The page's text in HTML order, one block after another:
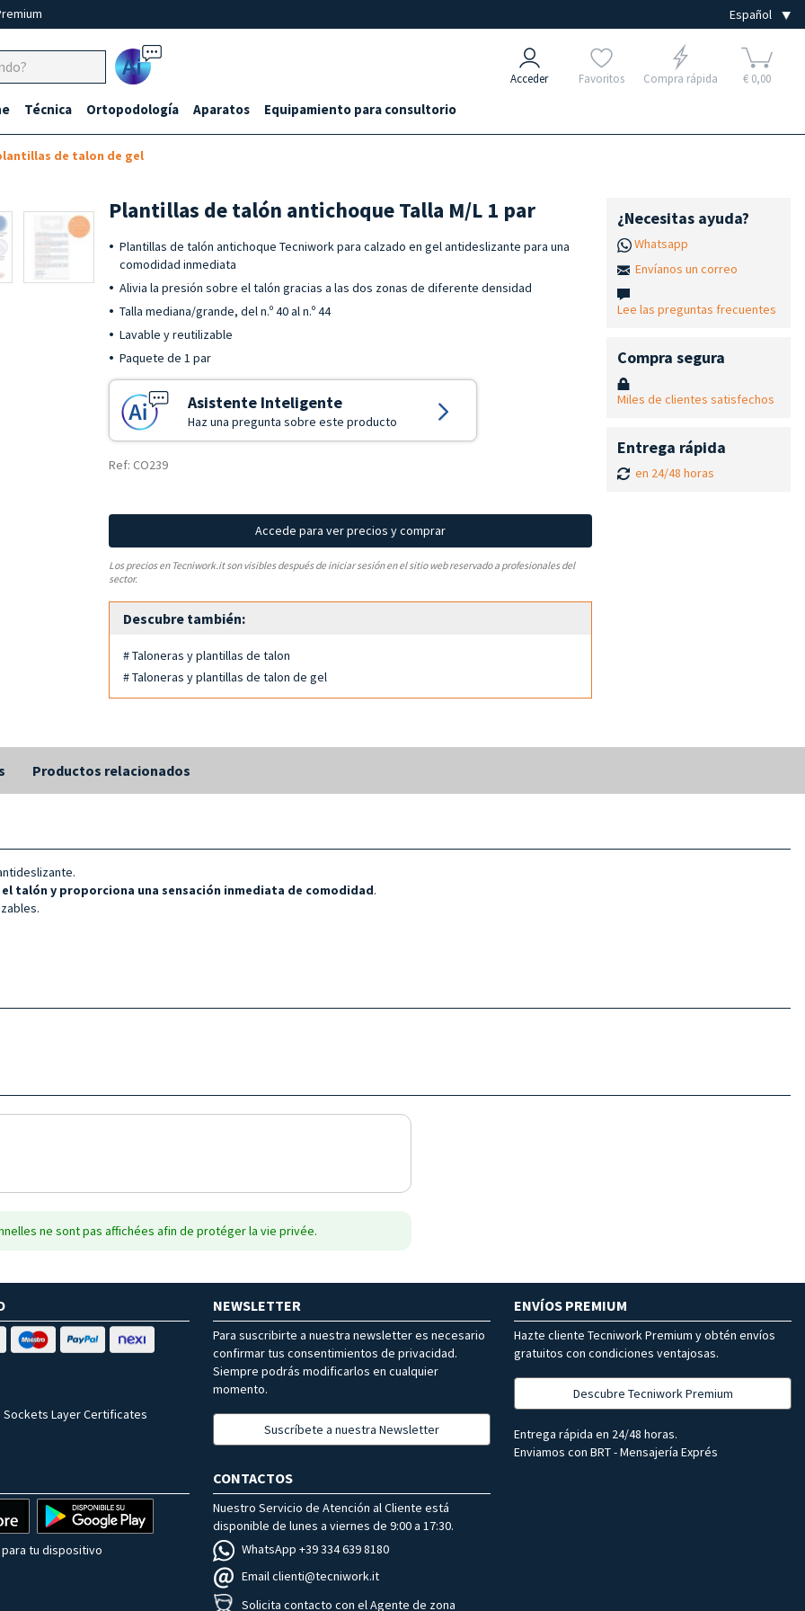
Ai Acceder Favoritos Compra rápida € 0,00
Técnica Ortopodología Aparatos Equipamiento para consultorio
de talon de gel
Plantillas de talón antichoque Talla M/L 1 par
Plantillas de talón antichoque Tecniwork para calzado en gel antideslizante para una
comodidad inmediata
Alivia la presión sobre el talón gracias a las dos zonas de diferente densidad
Talla mediana/grande, del n.º 40 al n.º 44
Lavable y reutilizable
Paquete de 1 par
Asistente Inteligente
Haz una pregunta sobre este producto
Ref: CO239
Accede para ver precios y comprar
Los precios en Tecniwork.it son visibles después de iniciar sesión en el sitio web reservado a profesionales del
sector.
Descubre también:
# Taloneras y plantillas de talon
# Taloneras y plantillas de talon de gel
¿Necesitas ayuda?
Whatsapp
Envíanos un correo
Lee las preguntas frecuentes
Compra segura
Miles de clientes satisfechos
Entrega rápida
en 24/48 horas
Productos relacionados
talón y proporciona una sensación inmediata de comodidad.
ne sont pas affichées afin de protéger la vie privée.
Sockets Layer Certificates
NEWSLETTER
Para suscribirte a nuestra newsletter es necesario
confirmar tus consentimientos de privacidad.
Siempre podrás modificarlos en cualquier
momento.
Suscríbete a nuestra Newsletter
ENVÍOS PREMIUM
Hazte cliente Tecniwork Premium y obtén envíos
gratuitos con condiciones ventajosas.
Descubre Tecniwork Premium
Entrega rápida en 24/48 horas.
Enviamos con BRT - Mensajería Exprés
tu dispositivo
CONTACTOS
Nuestro Servicio de Atención al Cliente está
disponible de lunes a viernes de 9:00 a 17:30.
WhatsApp +39 334 639 8180
Email clienti@tecniwork.it
Solicita contacto con el Agente de zona